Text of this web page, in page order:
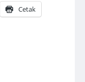
Cetak